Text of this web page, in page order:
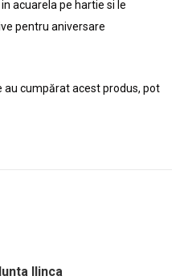
acuarela pe hartie si le
pentru aniversare
au cumpărat acest produs, pot
Ilinca